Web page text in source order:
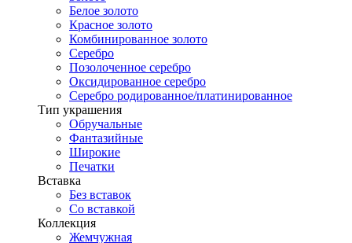
Белое золото
Красное золото
Комбинированное золото
Серебро
Позолоченное серебро
Оксидированное серебро
Серебро родированное/платинированное
Тип украшения
Обручальные
Фантазийные
Широкие
Печатки
Вставка
Без вставок
Со вставкой
Коллекция
Жемчужная